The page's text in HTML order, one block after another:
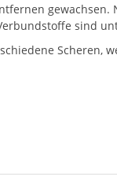
sind
Scheren,